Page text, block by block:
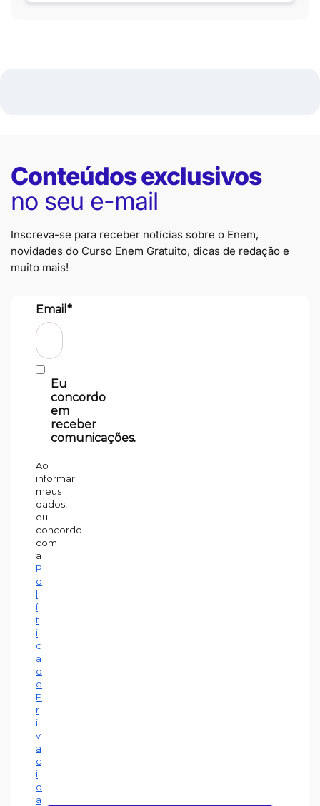
Conteúdos exclusivos
no seu e-mail
Inscreva-se para receber notícias sobre o Enem,
novidades do Curso Enem Gratuito, dicas de redação e
muito mais!
Email*
Eu
concordo
em
receber
comunicações.
Ao
informar
meus
dados,
eu
concordo
com
a
P
o
l
í
t
i
c
a
d
e
P
r
i
v
a
c
i
d
a